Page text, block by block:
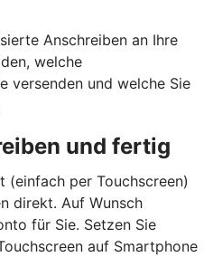
Anschreiben an Ihre
welche
versenden und welche Sie
und fertig
per Touchscreen)
direkt. Auf Wunsch
für Sie. Setzen Sie
auf Smartphone